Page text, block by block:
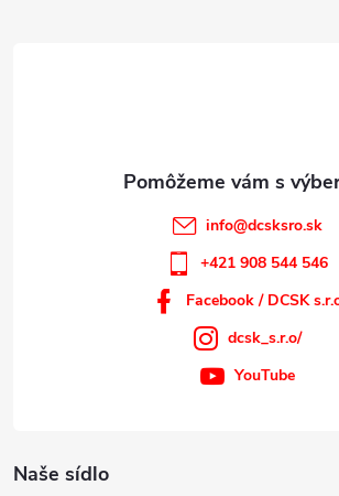
Naše sídlo
info@dcsksro.sk
+421 908 544 546
Facebook / DCSK
dcsk_s.r.o/
YouTube